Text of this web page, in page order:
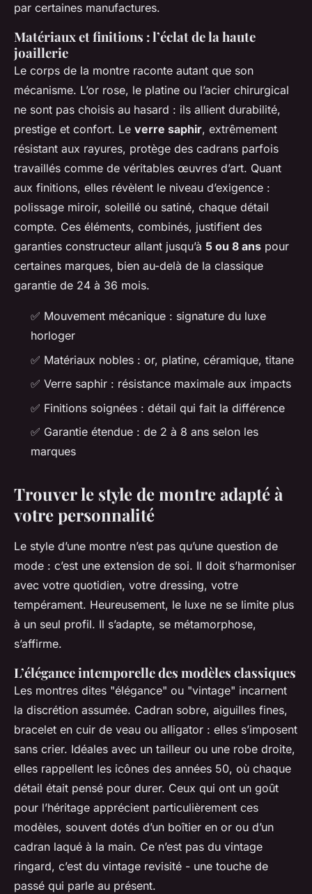
par certaines manufactures.
Matériaux et finitions : l’éclat de la haute
joaillerie
Le corps de la montre raconte autant que son
mécanisme. L’or rose, le platine ou l’acier chirurgical
ne sont pas choisis au hasard : ils allient durabilité,
prestige et confort. Le verre saphir, extrêmement
résistant aux rayures, protège des cadrans parfois
travaillés comme de véritables œuvres d’art. Quant
aux finitions, elles révèlent le niveau d’exigence :
polissage miroir, soleillé ou satiné, chaque détail
compte. Ces éléments, combinés, justifient des
garanties constructeur allant jusqu’à 5 ou 8 ans pour
certaines marques, bien au-delà de la classique
garantie de 24 à 36 mois.
✅ Mouvement mécanique : signature du luxe
horloger
✅ Matériaux nobles : or, platine, céramique, titane
✅ Verre saphir : résistance maximale aux impacts
✅ Finitions soignées : détail qui fait la différence
✅ Garantie étendue : de 2 à 8 ans selon les
marques
Trouver le style de montre adapté à
votre personnalité
Le style d’une montre n’est pas qu’une question de
mode : c’est une extension de soi. Il doit s’harmoniser
avec votre quotidien, votre dressing, votre
tempérament. Heureusement, le luxe ne se limite plus
à un seul profil. Il s’adapte, se métamorphose,
s’affirme.
L’élégance intemporelle des modèles classiques
Les montres dites "élégance" ou "vintage" incarnent
la discrétion assumée. Cadran sobre, aiguilles fines,
bracelet en cuir de veau ou alligator : elles s’imposent
sans crier. Idéales avec un tailleur ou une robe droite,
elles rappellent les icônes des années 50, où chaque
détail était pensé pour durer. Ceux qui ont un goût
pour l’héritage apprécient particulièrement ces
modèles, souvent dotés d’un boîtier en or ou d’un
cadran laqué à la main. Ce n’est pas du vintage
ringard, c’est du vintage revisité - une touche de
passé qui parle au présent.